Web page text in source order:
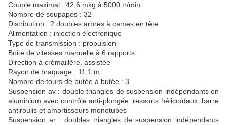
Couple maximal : 42,6 mkg à 5000 tr/min
Nombre de soupapes : 32
Distribution : 2 doubles arbres à cames en tête
Alimentation : injection électronique
Type de transmission : propulsion
Boite de vitesses manuelle à 6 rapports
Direction à crémaillère, assistée
Rayon de braquage : 11,1 m
Nombre de tours de butée à butée : 3
Suspension av : double triangles de suspension indépendants en
aluminium avec contrôle anti-plongée, ressorts hélicoïdaux, barre
antiroulis et amortisseurs monotubes
Suspension ar : doubles triangles de suspension indépendants